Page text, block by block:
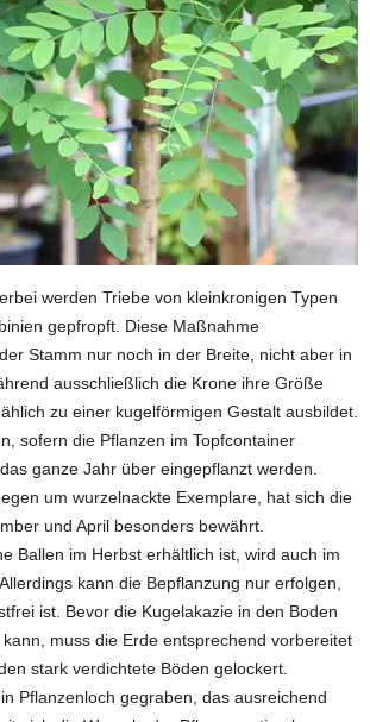
werden Triebe von kleinkronigen Typen
gepfropft. Diese Maßnahme
Stamm nur noch in der Breite, nicht aber in
ausschließlich die Krone ihre Größe
zu einer kugelförmigen Gestalt ausbildet.
sofern die Pflanzen im Topfcontainer
ganze Jahr über eingepflanzt werden.
um wurzelnackte Exemplare, hat sich die
und April besonders bewährt.
Ballen im Herbst erhältlich ist, wird auch im
kann die Bepflanzung nur erfolgen,
ist. Bevor die Kugelakazie in den Boden
muss die Erde entsprechend vorbereitet
stark verdichtete Böden gelockert.
Pflanzenloch gegraben, das ausreichend